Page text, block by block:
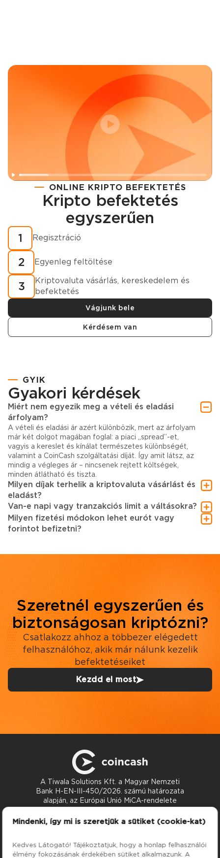
Regisztráció
Hogyan vásároljunk kriptovalutát percek alatt?
ONLINE KRIPTO BEFEKTETÉS
Kripto befektetés
egyszerűen
1 Regisztráció
2 Egyenleg feltöltése
3
Kriptovaluta vásárlás, kereskedelem és
befektetés
Vágjunk bele
Kérdésem van
GYIK
Gyakori kérdések
Miért nem egyezik meg a vételi és eladási
árfolyam?
A vételi és eladási ár azért különbözik, mert az árfolyam
már két dolgot magában foglal: a piaci „spread”-et,
vagyis a kereslet és kínálat természetes különbségét,
valamint a CoinCash szolgáltatási díját. Így amit látsz, az
mindig a végleges ár – nincsenek rejtett költségek,
minden átlátható és tiszta.
Milyen díjak terhelik a kriptovaluta vásárlást és
eladást?
Van-e napi vagy tranzakciós limit a váltásokra?
Milyen fizetési módokon lehet eurót vagy
forintot befizetni?
Szeretnél egyszerűen és
biztonságosan kriptózni?
Csatlakozz ahhoz a többezer elégedett
felhasználóhoz, akik már nálunk kezelik
befektetéseiket
Kezdd el most
A Tiwala Solutions Kft. a Magyar Nemzeti
Bank H-EN-III-450/2026. számú határozata
alapján, az Európai Unió MiCA-rendelete
szerint nyújt kriptoeszköz-szolgáltatásokat.
Kapcsolat
Szolgáltatások Cég
Mindenki, így mi is szeretjük a sütiket (cookie-kat)
Kedves Látogató! Tájékoztatjuk, hogy a honlap felhasználói
élmény fokozásának érdekében sütiket alkalmazunk. A